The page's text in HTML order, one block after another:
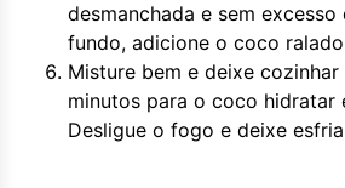
desmanchada e sem excesso
fundo, adicione o coco
Misture bem e deixe cozinhar
minutos para o coco hidratar
Desligue o fogo e deixe